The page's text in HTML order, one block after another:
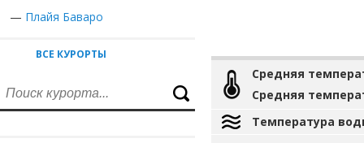
— Плайя Баваро
ВСЕ КУРОРТЫ
Средняя
Средняя
Температура